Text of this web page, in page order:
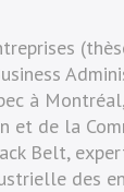
à
et de la
Belt,
des